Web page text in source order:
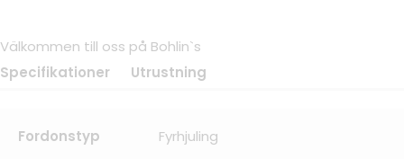
Välkommen till oss på Bohlin`s
Specifikationer
Utrustning
Fordonstyp
Fyrhjuling